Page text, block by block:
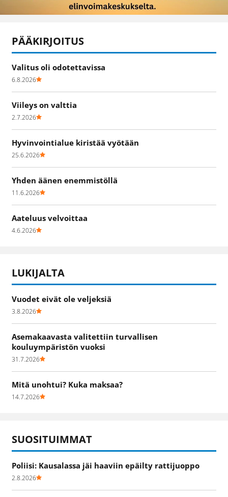
PÄÄKIRJOITUS
Valitus oli odotettavissa
6.8.2026
Viileys on valttia
2.7.2026
Hyvinvointialue kiristää vyötään
25.6.2026
Yhden äänen enemmistöllä
11.6.2026
Aateluus velvoittaa
4.6.2026
LUKIJALTA
Vuodet eivät ole veljeksiä
3.8.2026
Asemakaavasta valitettiin turvallisen
kouluympäristön vuoksi
31.7.2026
Mitä unohtui? Kuka maksaa?
14.7.2026
SUOSITUIMMAT
Poliisi: Kausalassa jäi haaviin epäilty rattijuoppo
2.8.2026